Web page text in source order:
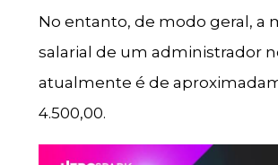
No entanto, de modo geral, a
salarial de um administrador
atualmente é de
4.500,00.